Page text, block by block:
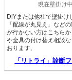
現在壁掛け中
DIYまたは他社で壁掛け
「配線が丸見え」など
が行かない方はこちら
や金具の付け替え相談
おります。
「リトライ」診断